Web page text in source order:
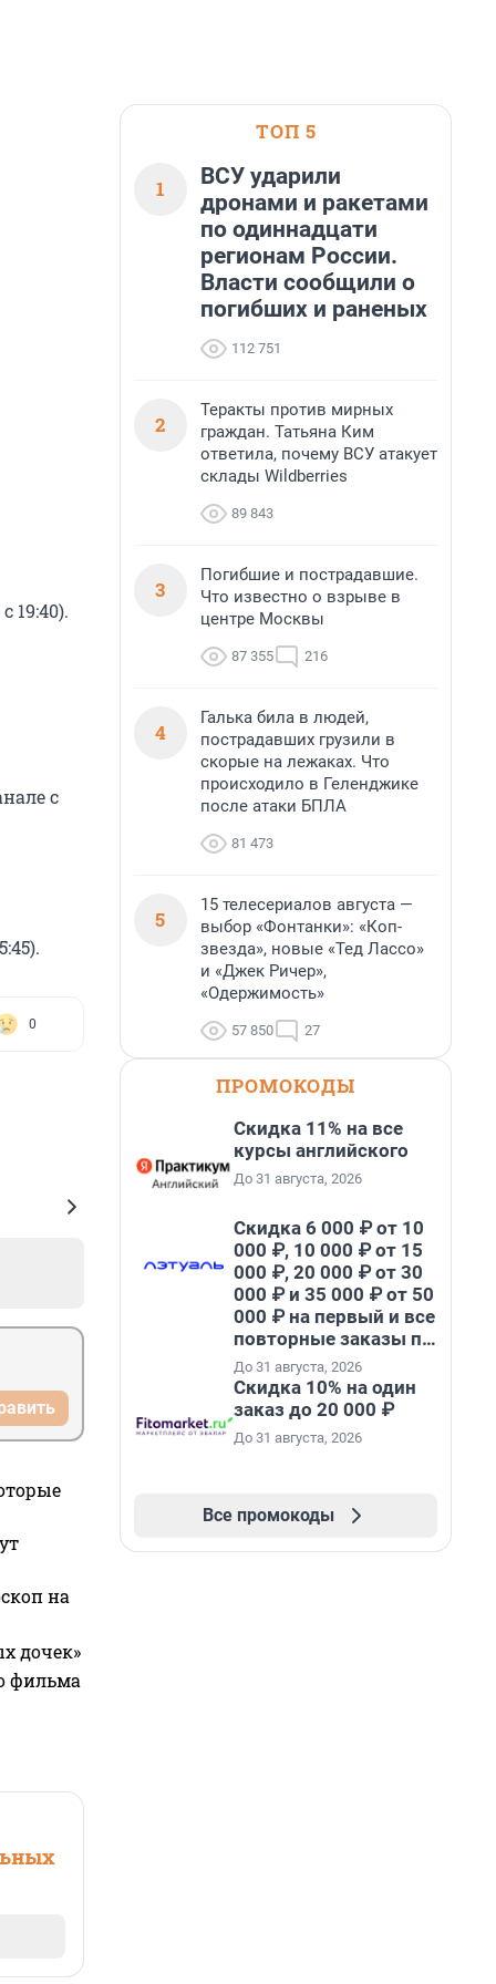
19:40).
с
0
на
дочек»
фильма
ТОП 5
1
ВСУ ударили
дронами и ракетами
по одиннадцати
регионам России.
Власти сообщили о
погибших и раненых
112 751
2
Теракты против мирных
граждан. Татьяна Ким
ответила, почему ВСУ атакует
склады Wildberries
89 843
3
Погибшие и пострадавшие.
Что известно о взрыве в
центре Москвы
87 355 216
4
Галька била в людей,
пострадавших грузили в
скорые на лежаках. Что
происходило в Геленджике
после атаки БПЛА
81 473
5
15 телесериалов августа —
выбор «Фонтанки»: «Коп-
звезда», новые «Тед Лассо»
и «Джек Ричер»,
«Одержимость»
57 850 27
ПРОМОКОДЫ
Скидка 11% на все
курсы английского
До 31 августа, 2026
Скидка 6 000 ₽ от 10
000 ₽, 10 000 ₽ от 15
000 ₽, 20 000 ₽ от 30
000 ₽ и 35 000 ₽ от 50
000 ₽ на первый и все
повторные заказы по
промокоду НАБЕРИ
До 31 августа, 2026
Скидка 10% на один
заказ до 20 000 ₽
До 31 августа, 2026
Все промокоды